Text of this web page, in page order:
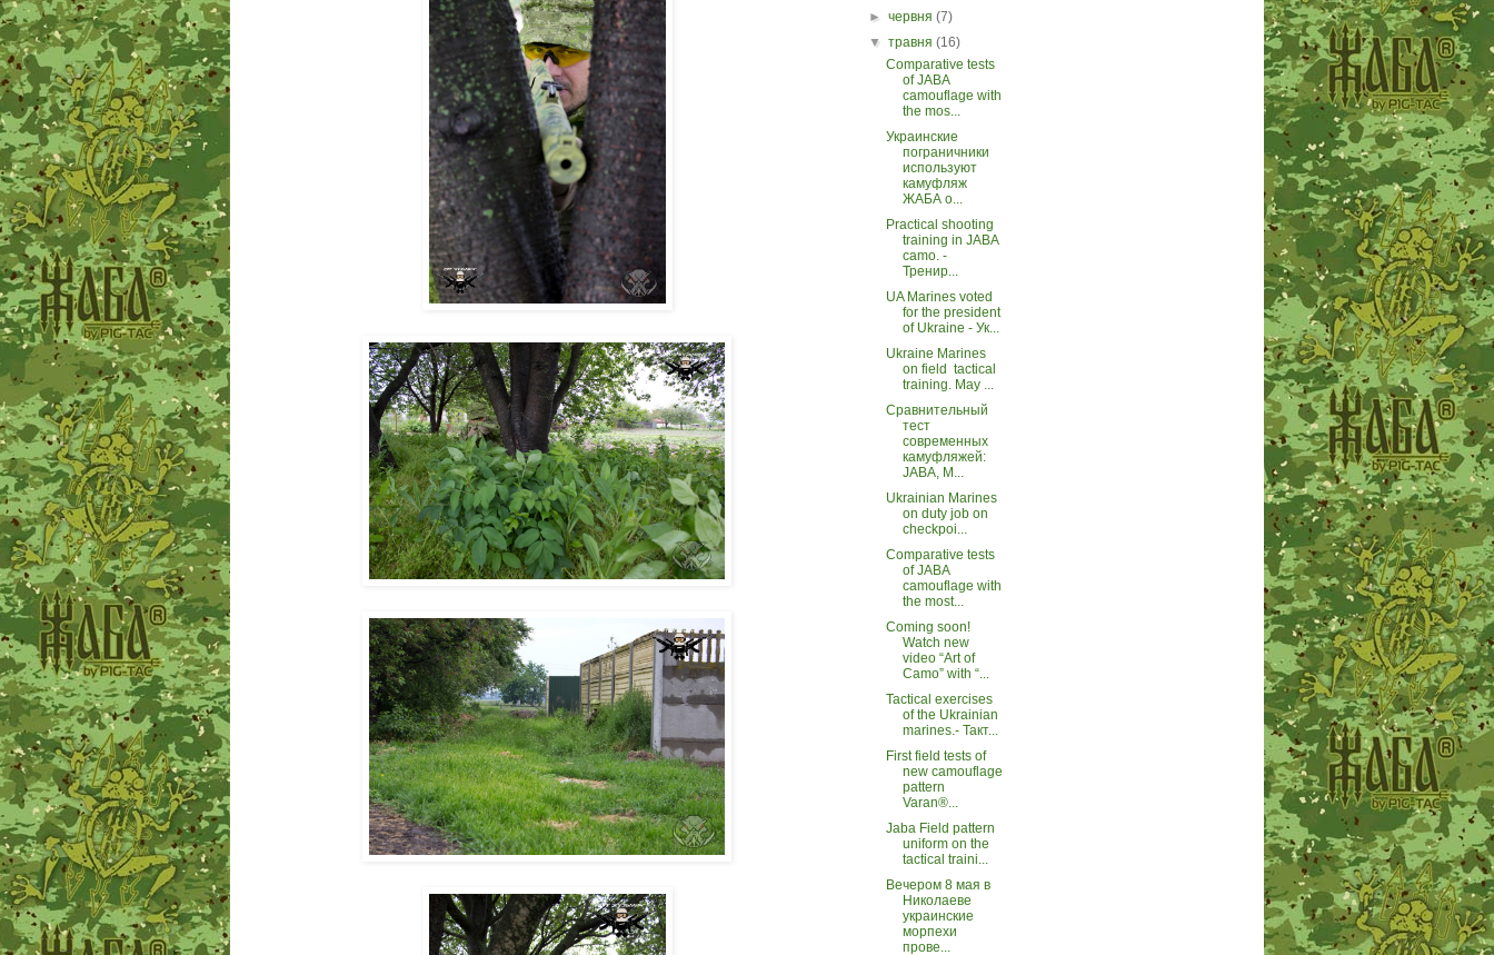
►червня(7)
▼травня(16)
Comparative tests
of JABA
camouflage with
the mos...
Украинские
пограничники
используют
камуфляж
ЖАБА о...
Practical shooting
training in JABA
camo. -
Тренир...
UA Marines voted
for the president
of Ukraine - Ук...
Ukraine Marines
on field tactical
training. May ...
Сравнительный
тест
современных
камуфляжей:
JABA, M...
Ukrainian Marines
on duty job on
checkpoi...
Comparative tests
of JABA
camouflage with
the most...
Coming soon!
Watch new
video “Art of
Camo” with “...
Tactical exercises
of the Ukrainian
marines.- Такт...
First field tests of
new camouflage
pattern
Varan®...
Jaba Field pattern
uniform on the
tactical traini...
Вечером 8 мая в
Николаеве
украинские
морпехи
прове...